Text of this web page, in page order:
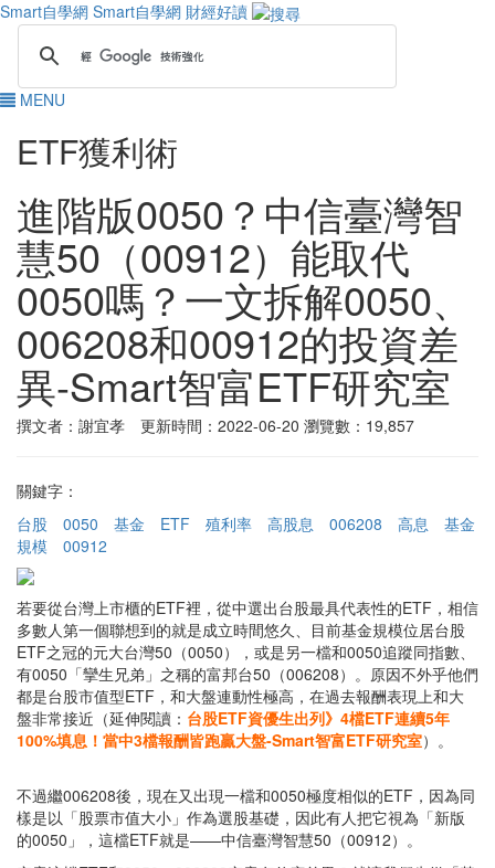
Smart自學網 Smart自學網 財經好讀
MENU
ETF獲利術
進階版0050？中信臺灣智
慧50（00912）能取代
0050嗎？一文拆解0050、
006208和00912的投資差
異-Smart智富ETF研究室
撰文者：謝宜孝 更新時間：2022-06-20 瀏覽數：19,857
關鍵字：
台股
0050 基金 ETF 殖利率 高股息 006208 高息
基金
規模
00912
若要從台灣上市櫃的ETF裡，從中選出台股最具代表性的ETF，相信
多數人第一個聯想到的就是成立時間悠久、目前基金規模位居台股
ETF之冠的元大台灣50（0050），或是另一檔和0050追蹤同指數、
有0050「攣生兄弟」之稱的富邦台50（006208）。原因不外乎他們
都是台股市值型ETF，和大盤連動性極高，在過去報酬表現上和大
盤非常接近（延伸閱讀： 台股ETF資優生出列》4檔ETF連續5年
100%填息！當中3檔報酬皆跑贏大盤-Smart智富ETF研究室）。
不過繼006208後，現在又出現一檔和0050極度相似的ETF，因為同
樣是以「股票市值大小」作為選股基礎，因此有人把它視為「新版
的0050」，這檔ETF就是——中信臺灣智慧50（00912）。